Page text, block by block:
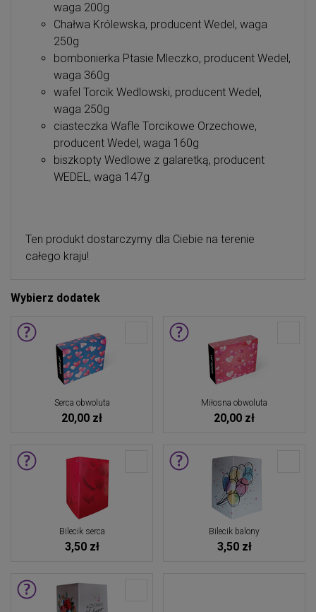
waga 200g
Chałwa Królewska, producent Wedel, waga
250g
bombonierka Ptasie Mleczko, producent Wedel,
waga 360g
wafel Torcik Wedlowski, producent Wedel,
waga 250g
ciasteczka Wafle Torcikowe Orzechowe,
producent Wedel, waga 160g
biszkopty Wedlowe z galaretką, producent
WEDEL, waga 147g
Ten produkt dostarczymy dla Ciebie na terenie
całego kraju!
Wybierz dodatek
Serca obwoluta
20,00 zł
Miłosna obwoluta
20,00 zł
Bilecik serca
3,50 zł
Bilecik balony
3,50 zł